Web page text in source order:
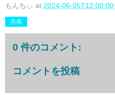
もんちぃ at 2024-06-
共有
0 件のコメント:
コメントを投稿